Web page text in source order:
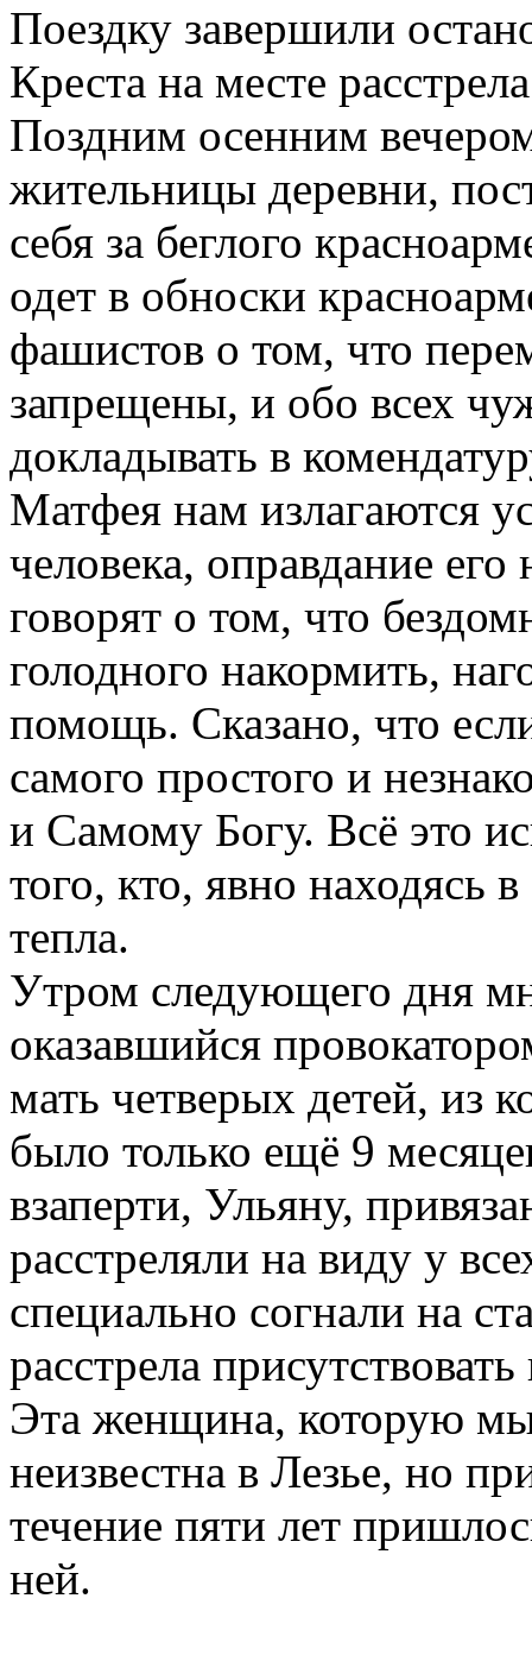
Поездку завершили
Креста на месте
Поздним осенним
жительницы деревни,
себя за беглого
одет в обноски
фашистов о том, что
запрещены, и обо всех
докладывать в
Матфея нам излагаются
человека, оправдание
говорят о том, что
голодного накормить,
помощь. Сказано, что
самого простого и
и Самому Богу. Всё это
того, кто, явно находясь
тепла.
Утром следующего дня
оказавшийся
мать четверых детей, из
было только ещё 9
взаперти, Ульяну,
расстреляли на виду у
специально согнали на
расстрела
Эта женщина, которую
неизвестна в Лезье, но
течение пяти лет
ней.